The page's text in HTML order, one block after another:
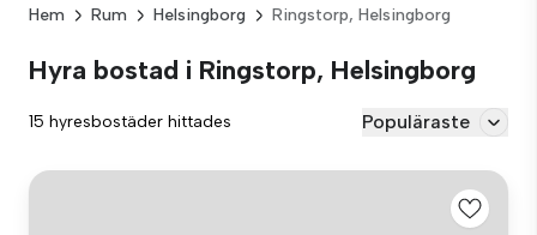
Hem Rum Helsingborg Ringstorp, Helsingborg
Hyra bostad i Ringstorp, Helsingborg
15 hyresbostäder hittades Populäraste